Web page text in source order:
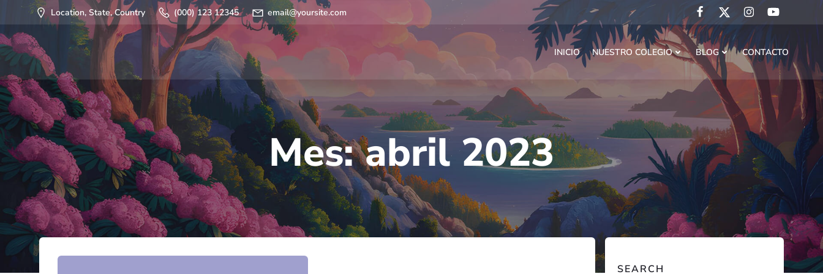
Saltar
al
contenido
Location, State, Country (000) 123 12345 email@yoursite.com
INICIO NUESTRO COLEGIO BLOG CONTACTO
Mes:abril 2023
SEARCH